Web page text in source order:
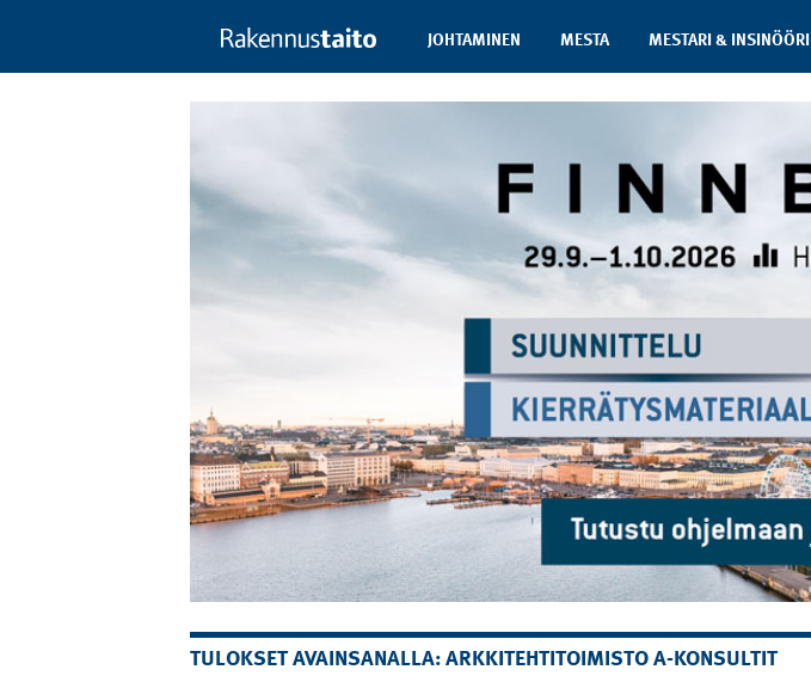
JOHTAMINEN MESTA MESTARI & INSINÖÖRI
TULOKSET AVAINSANALLA: ARKKITEHTITOIMISTO A-KONSULTIT